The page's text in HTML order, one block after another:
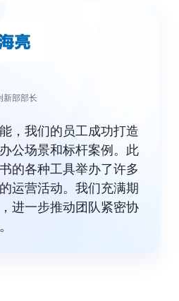
新部部长
，我们的员工成功打造
公场景和标杆案例。此
的各种工具举办了许多
运营活动。我们充满期
进一步推动团队紧密协